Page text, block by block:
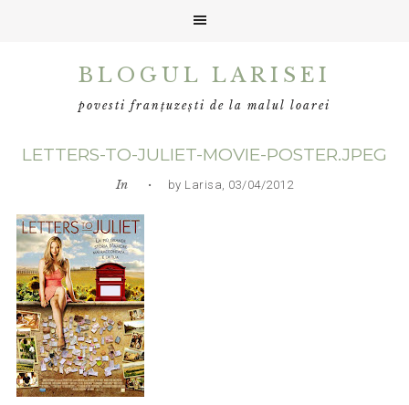
BLOGUL LARISEI
povesti franțuzești de la malul loarei
LETTERS-TO-JULIET-MOVIE-POSTER.JPEG
In • by Larisa, 03/04/2012